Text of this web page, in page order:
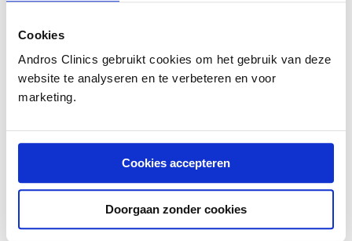
Cookies
Andros Clinics gebruikt cookies om het gebruik van deze
website te analyseren en te verbeteren en voor
marketing.
Cookies accepteren
Doorgaan zonder cookies
genen (epigenetisch) en andere moleculaire
technologieën en helpen artsen bij de diagnose van
voorspellen van de respons op een specifieke
therapie. Voor meer informatie, surf naar
mdxhealth.com en volg ons op Twitter via:
Over SelectMDx voor prostaatkanker
Van de bijna 2 miljoen prostaatbiopsieën die per jaar
worden uitgevoerd, wordt bij minder dan een derde
kanker gevonden. De meeste mannen hadden een